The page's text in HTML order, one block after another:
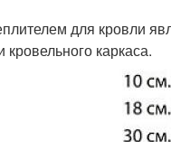
для кровли
кровельного каркаса.